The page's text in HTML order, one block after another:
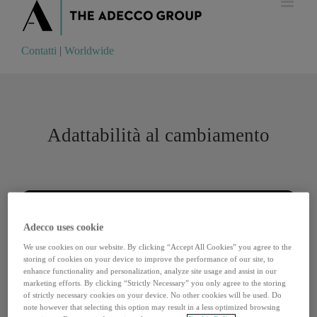
Contatti Worldwide
Contatti | Worldwide
Adattabilità al cambiamento
Adecco uses cookie
We use cookies on our website. By clicking “Accept All Cookies” you agree to the
storing of cookies on your device to improve the performance of our site, to
enhance functionality and personalization, analyze site usage and assist in our
marketing efforts. By clicking “Strictly Necessary” you only agree to the storing
of strictly necessary cookies on your device. No other cookies will be used. Do
note however that selecting this option may result in a less optimized browsing